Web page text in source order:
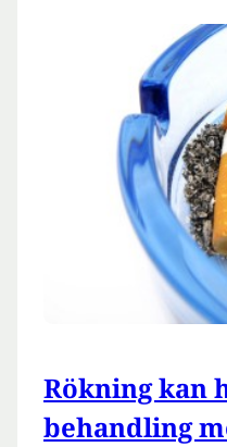
Rökning kan
behandling